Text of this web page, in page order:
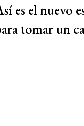
es el nuevo
tomar un